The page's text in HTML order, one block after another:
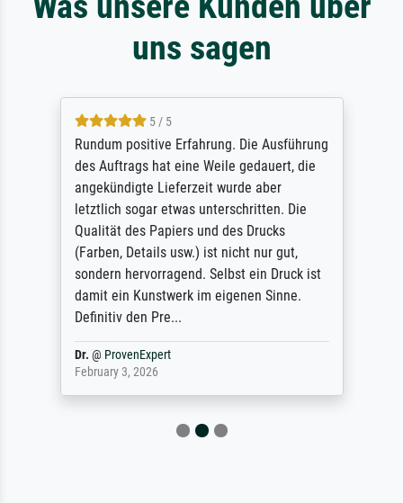
uns sagen
5 / 5
Rundum positive Erfahrung. Die Ausführung
des Auftrags hat eine Weile gedauert, die
angekündigte Lieferzeit wurde aber
letztlich sogar etwas unterschritten. Die
Qualität des Papiers und des Drucks
(Farben, Details usw.) ist nicht nur gut,
sondern hervorragend. Selbst ein Druck ist
damit ein Kunstwerk im eigenen Sinne.
Definitiv den Pre...
Dr. @ ProvenExpert
February 3, 2026